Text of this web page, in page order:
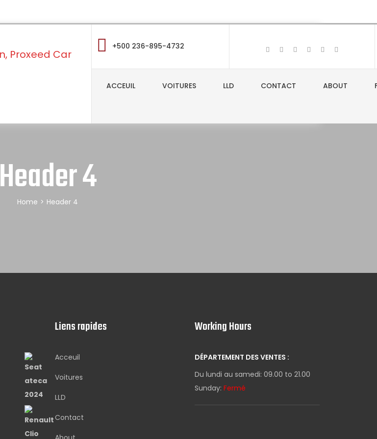
+500 236-895-4732
ACCEUIL VOITURES LLD CONTACT ABOUT
Header 4
Home > Header 4
Liens rapides
Acceuil
Voitures
LLD
Contact
Working Hours
DÉPARTEMENT DES VENTES :
Du lundi au samedi: 09.00 to 21.00
Sunday: Fermé